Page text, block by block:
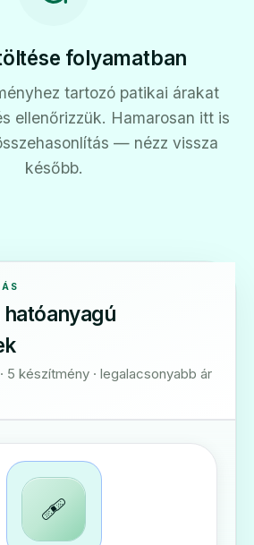
folyamatban
tartozó patikai árakat
ellenőrizzük. Hamarosan itt is
— nézz vissza
később.
· 5 készítmény · legalacsonyabb ár
🩹